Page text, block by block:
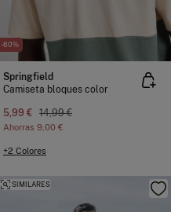
-60%
Springfield
Camiseta bloques color
5,99 € 14,99 €
Ahorras 9,00 €
+2 Colores
SIMILARES